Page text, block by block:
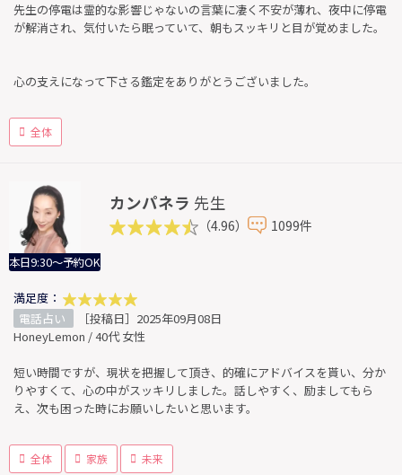
先生の停電は霊的な影響じゃないの言葉に凄く不安が薄れ、夜中に停電
が解消され、気付いたら眠っていて、朝もスッキリと目が覚めました。
心の支えになって下さる鑑定をありがとうございました。
全体
本日9:30～予約OK
カンパネラ 先生
（4.96） 1099件
満足度：
電話占い
［投稿日］2025年09月08日
HoneyLemon / 40代 女性
短い時間ですが、現状を把握して頂き、的確にアドバイスを貰い、分か
りやすくて、心の中がスッキリしました。話しやすく、励ましてもら
え、次も困った時にお願いしたいと思います。
全体 家族 未来